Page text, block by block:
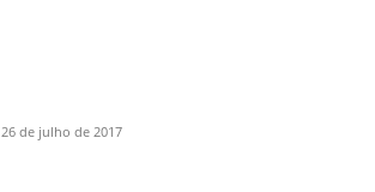
26 de julho de 2017